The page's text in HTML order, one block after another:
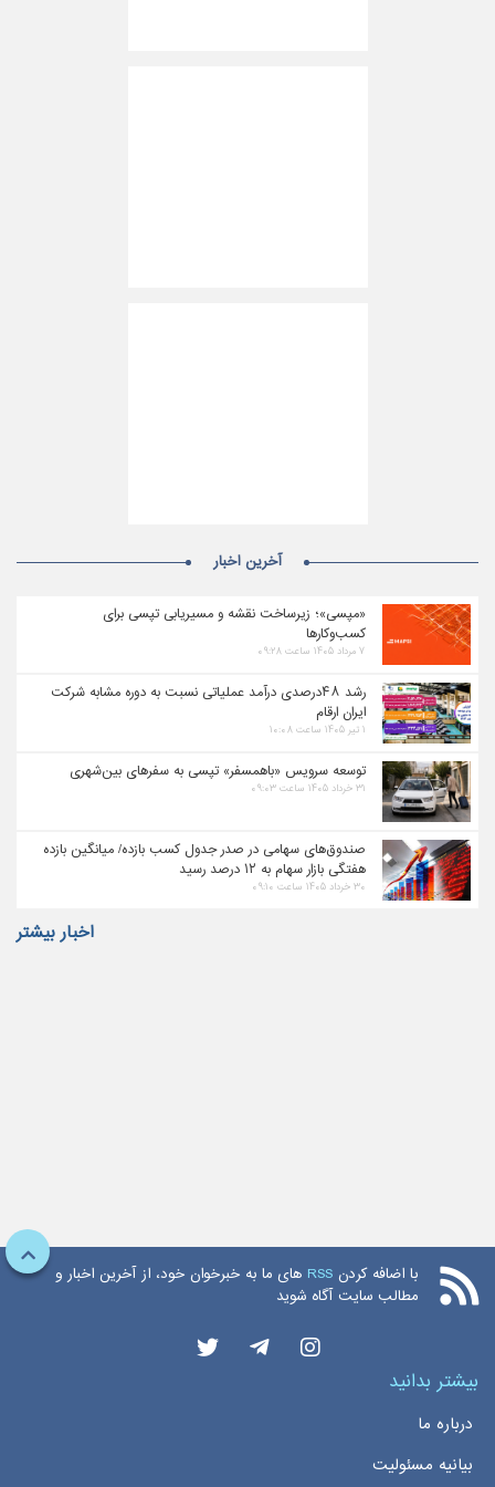
آخرین اخبار
«مپسی»؛ زیرساخت نقشه و مسیریابی تپسی برای
کسب‌وکارها
۷ مرداد ۱۴۰۵ ساعت ۰۹:۲۸
رشد ۴۸درصدی درآمد عملیاتی نسبت به دوره مشابه شرکت
ایران ارقام
۱ تیر ۱۴۰۵ ساعت ۱۰:۰۸
توسعه سرویس «باهمسفر» تپسی به سفرهای بین‌شهری
۳۱ خرداد ۱۴۰۵ ساعت ۰۹:۰۳
صندوق‌های سهامی در صدر جدول کسب بازده/ میانگین بازده
هفتگی بازار سهام به ۱۲ درصد رسید
۳۰ خرداد ۱۴۰۵ ساعت ۰۹:۱۰
اخبار بیشتر
با اضافه کردن RSS های ما به خبرخوان خود، از آخرین اخبار و
مطالب سایت آگاه شوید
بیشتر بدانید
درباره ما
بیانیه مسئولیت